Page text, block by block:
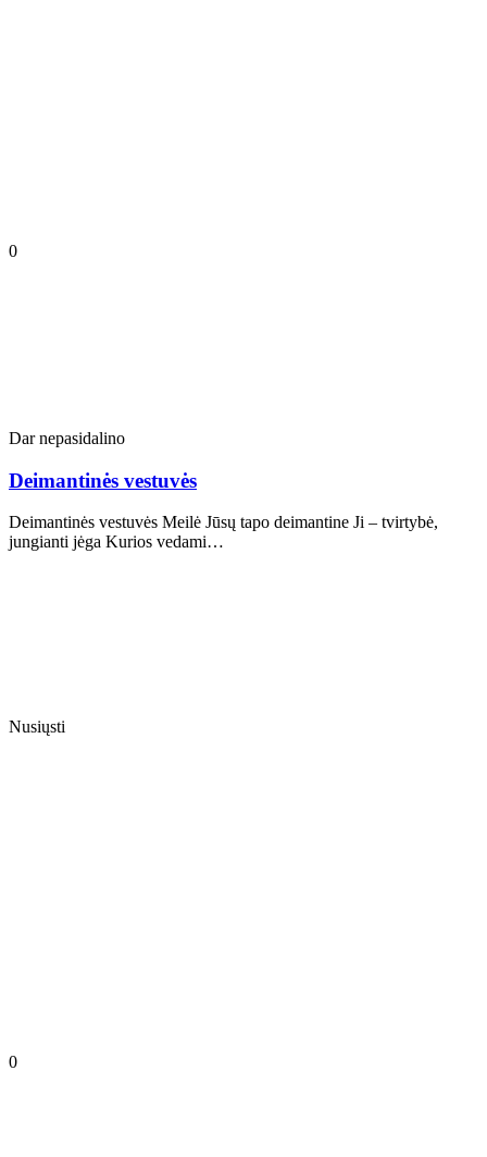
0
Dar nepasidalino
Deimantinės vestuvės
Deimantinės vestuvės Meilė Jūsų tapo deimantine Ji – tvirtybė,
jungianti jėga Kurios vedami…
Nusiųsti
0